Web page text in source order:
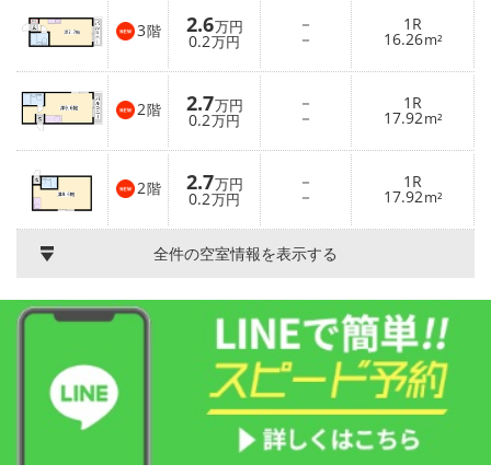
3階 2.6万円
0.2万円
－
－
1R
16.26m²
2階 2.7万円
0.2万円
－
－
1R
17.92m²
2階 2.7万円
0.2万円
－
－
1R
17.92m²
全件の空室情報を表示する